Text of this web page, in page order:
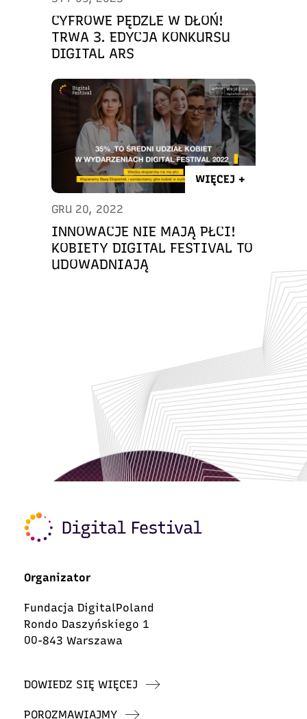
CYFROWE PĘDZLE W DŁOŃ!
TRWA 3. EDYCJA KONKURSU
DIGITAL ARS
WIĘCEJ +
GRU 20, 2022
INNOWACJE NIE MAJĄ PŁCI!
KOBIETY DIGITAL FESTIVAL TO
UDOWADNIAJĄ
Organizator
Fundacja DigitalPoland
Rondo Daszyńskiego 1
00-843 Warszawa
DOWIEDZ SIĘ WIĘCEJ
POROZMAWIAJMY